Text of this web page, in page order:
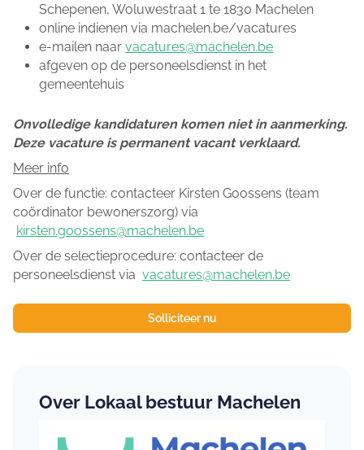
Schepenen, Woluwestraat 1 te 1830 Machelen
online indienen via machelen.be/vacatures
e-mailen naar vacatures@machelen.be
afgeven op de personeelsdienst in het
gemeentehuis
Onvolledige kandidaturen komen niet in aanmerking.
Deze vacature is permanent vacant verklaard.
Meer info
Over de functie: contacteer Kirsten Goossens (team
coördinator bewonerszorg) via
kirsten.goossens@machelen.be
Over de selectieprocedure: contacteer de
personeelsdienst via vacatures@machelen.be
Solliciteer nu
Over Lokaal bestuur Machelen